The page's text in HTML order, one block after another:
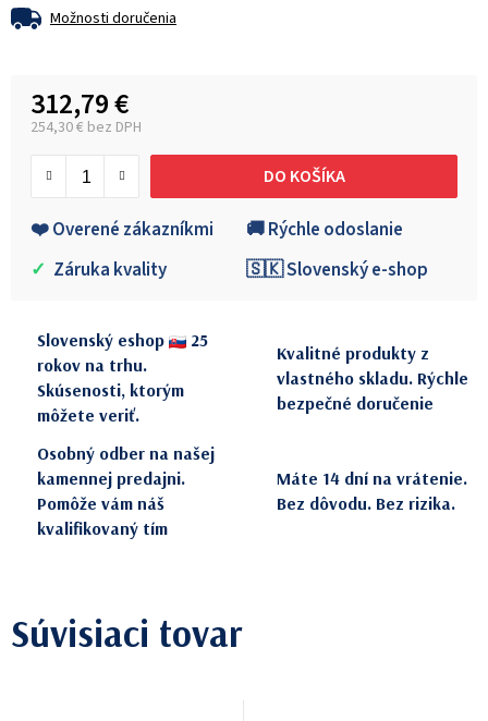
Možnosti doručenia
312,79 €
254,30 € bez DPH
DO KOŠÍKA
❤️ Overené zákazníkmi
🚚 Rýchle odoslanie
✓ Záruka kvality 🇸🇰 Slovenský e-shop
Slovenský eshop
25
rokov na trhu.
Skúsenosti, ktorým
môžete veriť.
Kvalitné produkty z
vlastného skladu. Rýchle
bezpečné doručenie
Osobný odber na našej
kamennej predajni.
Pomôže vám náš
kvalifikovaný tím
Máte 14 dní na vrátenie.
Bez dôvodu. Bez rizika.
Súvisiaci tovar